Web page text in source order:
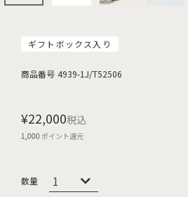
ギフトボックス入り
商品番号 4939-1J/T52506
¥22,000税込
1,000ポイント還元